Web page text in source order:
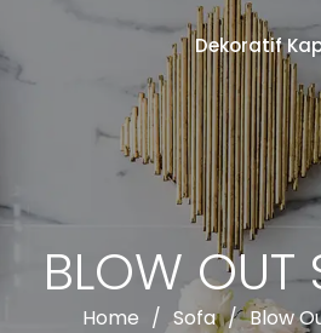
Dekoratif
BLOW OUT
Home / Sofa / Blow